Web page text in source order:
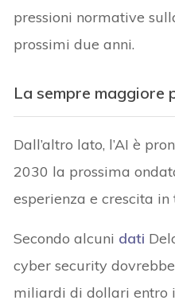
pressioni normative
prossimi due anni.
La sempre maggiore
Dall’altro lato, l’AI è
2030 la prossima
esperienza e crescita
Secondo alcuni dati
cyber security
miliardi di dollari entro